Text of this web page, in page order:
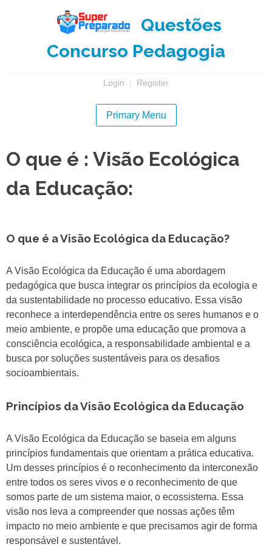
Questões
Concurso Pedagogia
Login | Register
Primary Menu
O que é : Visão Ecológica
da Educação:
O que é a Visão Ecológica da Educação?
A Visão Ecológica da Educação é uma abordagem
pedagógica que busca integrar os princípios da ecologia e
da sustentabilidade no processo educativo. Essa visão
reconhece a interdependência entre os seres humanos e o
meio ambiente, e propõe uma educação que promova a
consciência ecológica, a responsabilidade ambiental e a
busca por soluções sustentáveis para os desafios
socioambientais.
Princípios da Visão Ecológica da Educação
A Visão Ecológica da Educação se baseia em alguns
princípios fundamentais que orientam a prática educativa.
Um desses princípios é o reconhecimento da interconexão
entre todos os seres vivos e o reconhecimento de que
somos parte de um sistema maior, o ecossistema. Essa
visão nos leva a compreender que nossas ações têm
impacto no meio ambiente e que precisamos agir de forma
responsável e sustentável.